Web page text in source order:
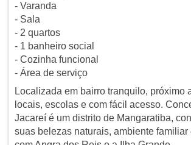
- Varanda
- Sala
- 2 quartos
- 1 banheiro social
- Cozinha funcional
- Área de serviço
Localizada em bairro tranquilo, próximo
locais, escolas e com fácil acesso.
Jacareí é um distrito de Mangaratiba,
suas belezas naturais, ambiente familiar